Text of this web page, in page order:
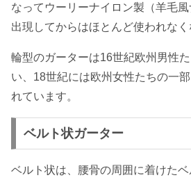
なってウーリーナイロン製（羊毛
出現してからはほとんど使われなく
輪型のガーターは16世紀欧州男性
い、18世紀には欧州女性たちの一
れています。
ベルト状ガーター
ベルト状は、腰骨の周囲に着けた